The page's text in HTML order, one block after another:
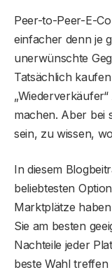
Peer-to-Peer-E-
einfacher denn je
unerwünschte
Tatsächlich
machen. Aber bei
sein, zu wissen,
In diesem
beliebtesten
Marktplätze
Sie am besten
Nachteile jeder
beste Wahl treffen